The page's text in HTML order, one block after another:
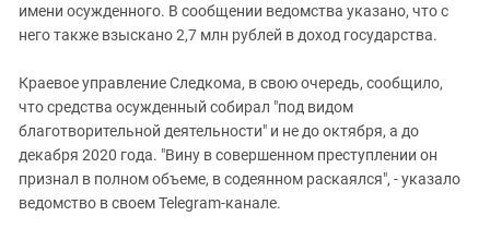
имени осужденного. В сообщении ведомства указано, что с
него также взыскано 2,7 млн рублей в доход государства.
Краевое управление Следкома, в свою очередь, сообщило,
что средства осужденный собирал "под видом
благотворительной деятельности" и не до октября, а до
декабря 2020 года. "Вину в совершенном преступлении он
признал в полном объеме, в содеянном раскаялся", - указало
ведомство в своем Telegram-канале.